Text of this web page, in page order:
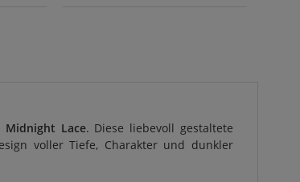
Midnight Lace. Diese liebevoll gestaltete
voller Tiefe, Charakter und dunkler